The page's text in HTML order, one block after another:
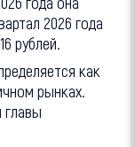
2026 года
рублей.
как
рынках.